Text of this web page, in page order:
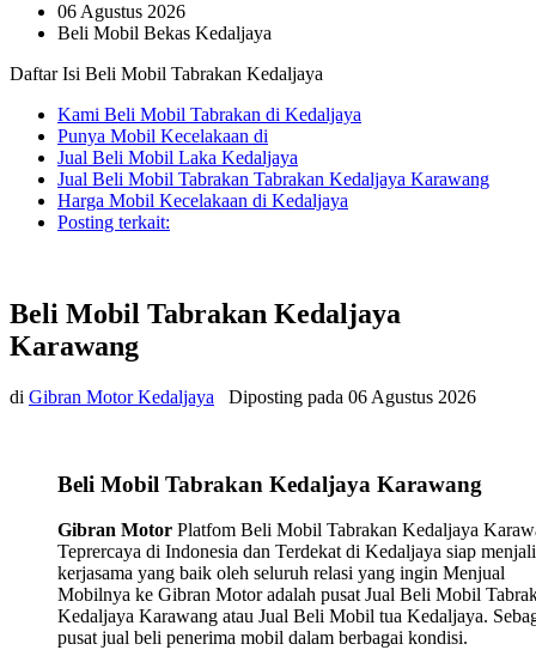
06 Agustus 2026
Beli Mobil Bekas Kedaljaya
Daftar Isi Beli Mobil Tabrakan Kedaljaya
Kami Beli Mobil Tabrakan di Kedaljaya
Punya Mobil Kecelakaan di
Jual Beli Mobil Laka Kedaljaya
Jual Beli Mobil Tabrakan Tabrakan Kedaljaya Karawang
Harga Mobil Kecelakaan di Kedaljaya
Posting terkait:
Beli Mobil Tabrakan Kedaljaya
Karawang
di Gibran Motor Kedaljaya Diposting pada 06 Agustus 2026
Beli Mobil Tabrakan Kedaljaya Karawang
Gibran Motor Platfom Beli Mobil Tabrakan Kedaljaya
Teprercaya di Indonesia dan Terdekat di Kedaljaya siap
kerjasama yang baik oleh seluruh relasi yang ingin Menjual
Mobilnya ke Gibran Motor adalah pusat Jual Beli Mobil
Kedaljaya Karawang atau Jual Beli Mobil tua Kedaljaya.
pusat jual beli penerima mobil dalam berbagai kondisi.